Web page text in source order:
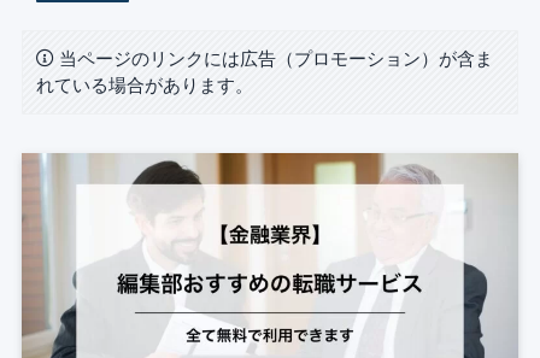
当ページのリンクには広告（プロモーション）が含ま
れている場合があります。